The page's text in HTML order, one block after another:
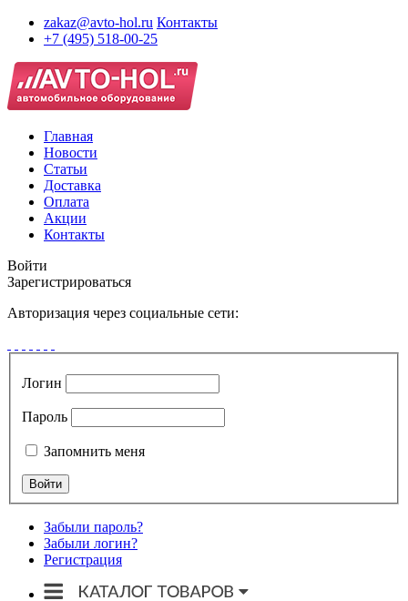
zakaz@avto-hol.ru Контакты
+7 (495) 518-00-25
Главная
Новости
Статьи
Доставка
Оплата
Акции
Контакты
Войти
Зарегистрироваться
Авторизация через социальные сети:
Логин
Пароль
Запомнить меня
Забыли пароль?
Забыли логин?
Регистрация